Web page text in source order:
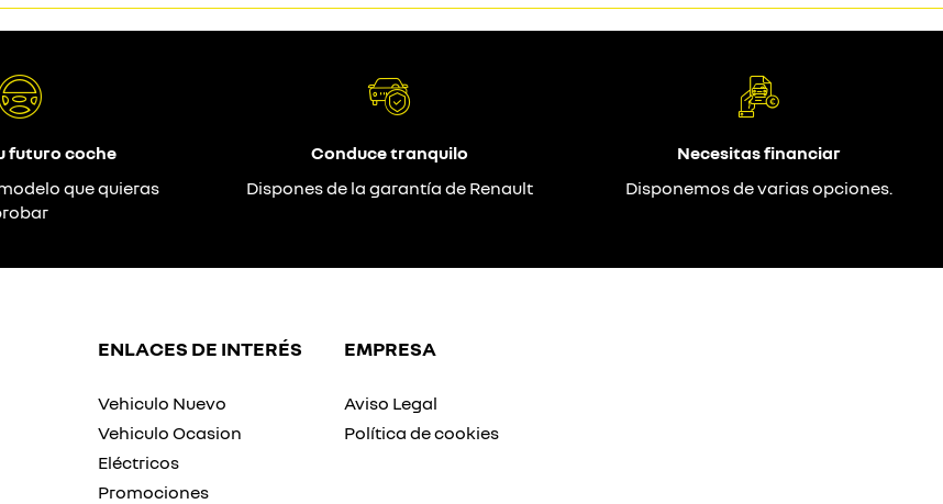
futuro coche
que quieras
Conduce tranquilo
Dispones de la garantía de Renault
Necesitas financiar
Disponemos de varias opciones.
ENLACES DE INTERÉS
Vehiculo Nuevo
Vehiculo Ocasion
Eléctricos
Promociones
EMPRESA
Aviso Legal
Política de cookies